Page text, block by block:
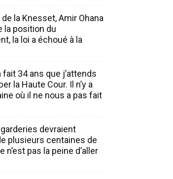
la Knesset, Amir Ohana
la position du
la loi a échoué à la
fait 34 ans que j’attends
la Haute Cour. Il n’y a
où il ne nous a pas fait
devraient
plusieurs centaines de
n’est pas la peine d’aller